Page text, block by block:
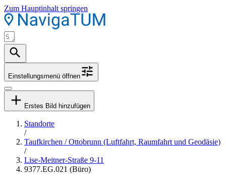
Zum Hauptinhalt springen
Einstellungsmenü öffnen
Erstes Bild hinzufügen
Standorte
/
Taufkirchen / Ottobrunn (Luftfahrt, Raumfahrt und Geodäsie)
/
Lise-Meitner-Straße 9-11
9377.EG.021 (Büro)